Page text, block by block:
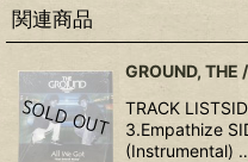
関連商品
GROUND, THE
TRACK
3.Empathize
(Instrumental)